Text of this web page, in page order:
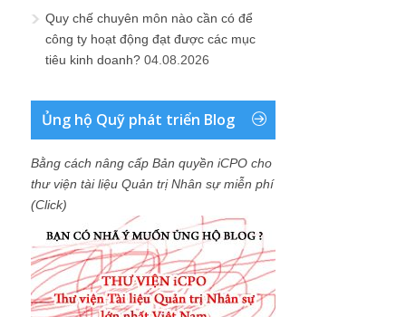
Quy chế chuyên môn nào cần có để
công ty hoạt động đạt được các mục
tiêu kinh doanh? 04.08.2026
Ủng hộ Quỹ phát triển Blog
Bằng cách nâng cấp Bản quyền iCPO cho
thư viện tài liệu Quản trị Nhân sự miễn phí
(Click)